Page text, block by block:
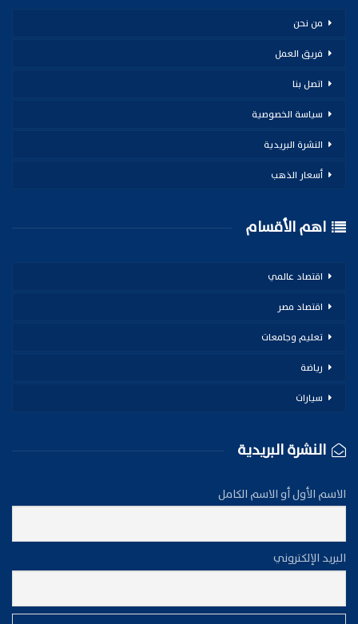
من نحن
فريق العمل
اتصل بنا
سياسة الخصوصية
النشرة البريدية
أسعار الذهب
اهم الأقسام
اقتصاد عالمي
اقتصاد مصر
تعليم وجامعات
رياضة
سيارات
النشرة البريدية
الاسم الأول أو الاسم الكامل
البريد الإلكتروني